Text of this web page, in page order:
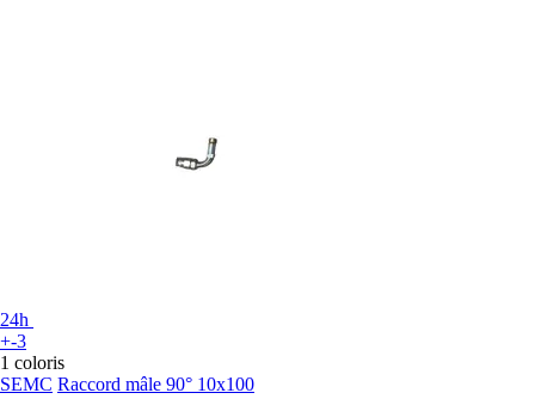
24h
+-3
1 coloris
SEMC Raccord mâle 90° 10x100